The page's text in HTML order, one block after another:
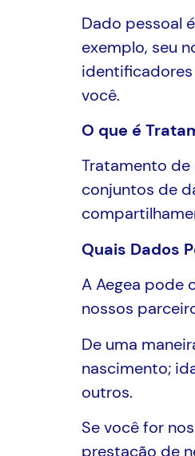
Dado pessoal
exemplo, seu
identificadores
você.
O que é
Tratamento
conjuntos de
Quais Dados
A Aegea pode
nossos
De uma
nascimento;
outros.
Se você for
prestação de